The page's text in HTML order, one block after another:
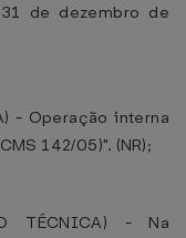
de dezembro de
- Operação interna
142/05)". (NR);
TÉCNICA) - Na